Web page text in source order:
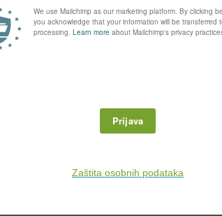
fitofarmaceutskim
Na kraju
cijelom deblu i
Najesen je
mumije koje su
primijetimo da je
Bio Plantella
bolesti kojim
oko 30 % lišća te
temperatura bude
vjetra. Sredstvom
sve bolesti.